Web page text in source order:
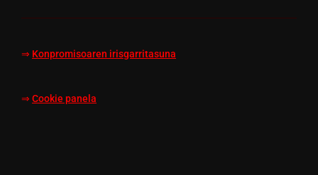
⇒ Konpromisoaren irisgarritasuna
⇒ Cookie panela